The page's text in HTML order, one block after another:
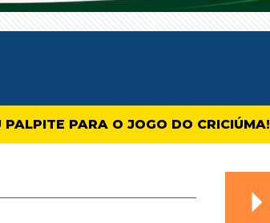
PALPITE PARA O JOGO DO CRICIÚMA!